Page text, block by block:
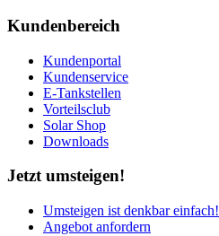
Kundenbereich
Kundenportal
Kundenservice
E-Tankstellen
Vorteilsclub
Solar Shop
Downloads
Jetzt umsteigen!
Umsteigen ist denkbar einfach!
Angebot anfordern